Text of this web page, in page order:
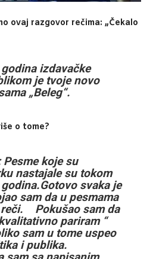
ovaj razgovor rečima: „Čekalo
izdavačke
je tvoje novo
„Beleg“.
o tome?
Pesme koje su
nastajale su tokom
svaka je
sam da u pesmama
Pokušao sam da
pariram “
sam u tome uspeo
i publika.